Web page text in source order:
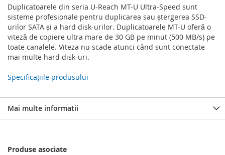
Duplicatoarele din seria U-Reach MT-U Ultra-Speed sunt
sisteme profesionale pentru duplicarea sau ștergerea SSD-
urilor SATA și a hard disk-urilor. Duplicatoarele MT-U oferă o
viteză de copiere ultra mare de 30 GB pe minut (500 MB/s) pe
toate canalele. Viteza nu scade atunci când sunt conectate
mai multe hard disk-uri.
Specificațiile produsului
Mai multe informatii
Produse asociate